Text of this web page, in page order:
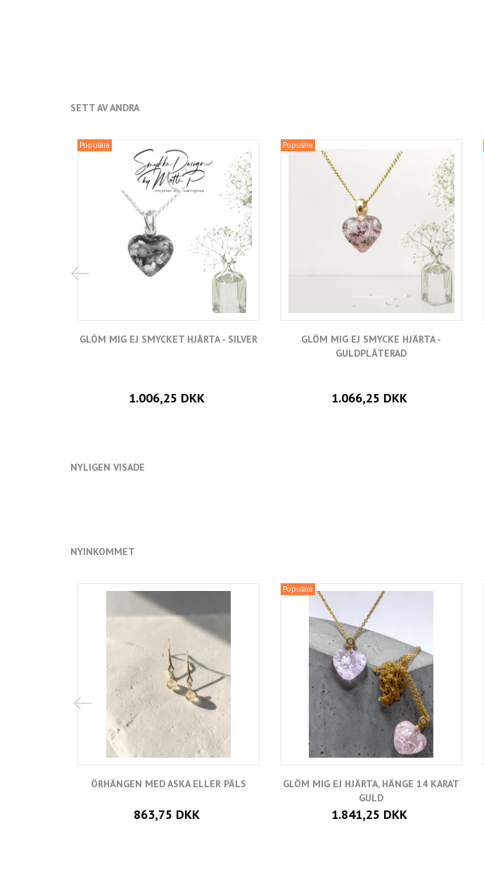
SETT AV ANDRA
Populära
GLÖM MIG EJ SMYCKET HJÄRTA - SILVER
1.006,25 DKK
Populära
GLÖM MIG EJ SMYCKE HJÄRTA -
GULDPLÄTERAD
1.066,25 DKK
NYLIGEN VISADE
NYINKOMMET
ÖRHÄNGEN MED ASKA ELLER PÄLS
863,75 DKK
Populära
GLÖM MIG EJ HJÄRTA, HÄNGE 14 KARAT
GULD
1.841,25 DKK